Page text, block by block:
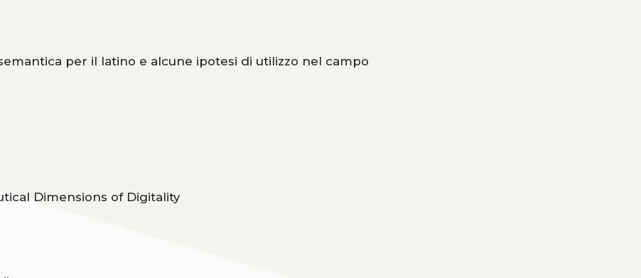
per il latino e alcune ipotesi di utilizzo nel campo
Dimensions of Digitality